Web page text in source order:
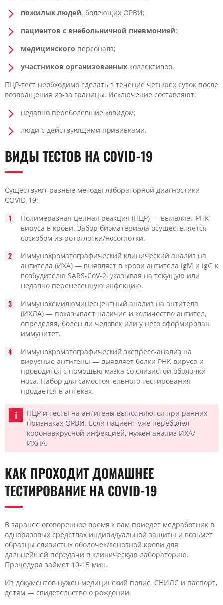
пожилых людей, болеющих ОРВИ;
пациентов с внебольничной пневмонией;
медицинского персонала;
участников организованных коллективов.
ПЦР-тест необходимо сделать в течение четырех суток после
возвращения из-за границы. Исключение составляют:
недавно переболевшие ковидом;
люди с действующими прививками.
ВИДЫ ТЕСТОВ НА COVID-19
Существуют разные методы лабораторной диагностики
COVID-19:
Полимеразная цепная реакция (ПЦР) — выявляет РНК
вируса в крови. Забор биоматериала осуществляется
соскобом из ротоглотки/носоглотки.
Иммунохроматографический клинический анализ на
антитела (ИХА) — выявляет в крови антитела IgM и IgG к
возбудителю SARS-CoV-2, указывая на текущую или
недавно перенесенную инфекцию.
Иммунохемилюминесцентный анализ на антитела
(ИХЛА) — показывает наличие и количество антител,
определяя, болен ли человек или у него сформирован
иммунитет.
Иммунохроматографический экспресс-анализ на
вирусные антигены — выявляет белки РНК вируса и
проводится с помощью мазка со слизистой оболочки
носа. Набор для самостоятельного тестирования
продается в аптеках.
ПЦР и тесты на антигены выполняются при ранних
признаках ОРВИ. Если пациент уже переболел
коронавирусной инфекцией, нужен анализ ИХА/
ИХЛА.
КАК ПРОХОДИТ ДОМАШНЕЕ
ТЕСТИРОВАНИЕ НА COVID-19
В заранее оговоренное время к вам приедет медработник в
одноразовых средствах индивидуальной защиты и возьмет
образцы слизистых оболочек/венозной крови для
дальнейшей передачи в клиническую лабораторию.
Процедура займет 10-15 мин.
Из документов нужен медицинский полис, СНИЛС и паспорт,
детям — свидетельство о рождении.